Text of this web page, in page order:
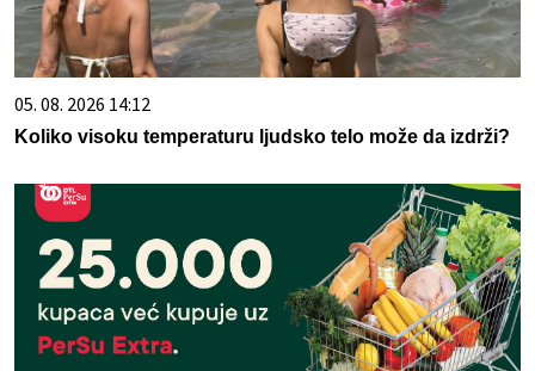
05. 08. 2026 14:12
Koliko visoku temperaturu ljudsko telo može da izdrži?